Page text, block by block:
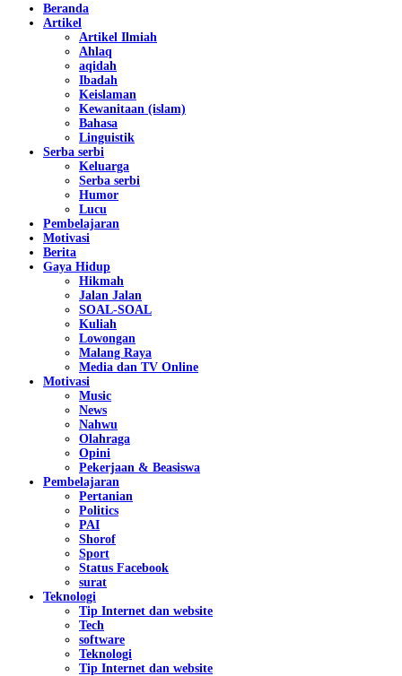
Beranda
Artikel
Artikel Ilmiah
Ahlaq
aqidah
Ibadah
Keislaman
Kewanitaan (islam)
Bahasa
Linguistik
Serba serbi
Keluarga
Serba serbi
Humor
Lucu
Pembelajaran
Motivasi
Berita
Gaya Hidup
Hikmah
Jalan Jalan
SOAL-SOAL
Kuliah
Lowongan
Malang Raya
Media dan TV Online
Motivasi
Music
News
Nahwu
Olahraga
Opini
Pekerjaan & Beasiswa
Pembelajaran
Pertanian
Politics
PAI
Shorof
Sport
Status Facebook
surat
Teknologi
Tip Internet dan website
Tech
software
Teknologi
Tip Internet dan website